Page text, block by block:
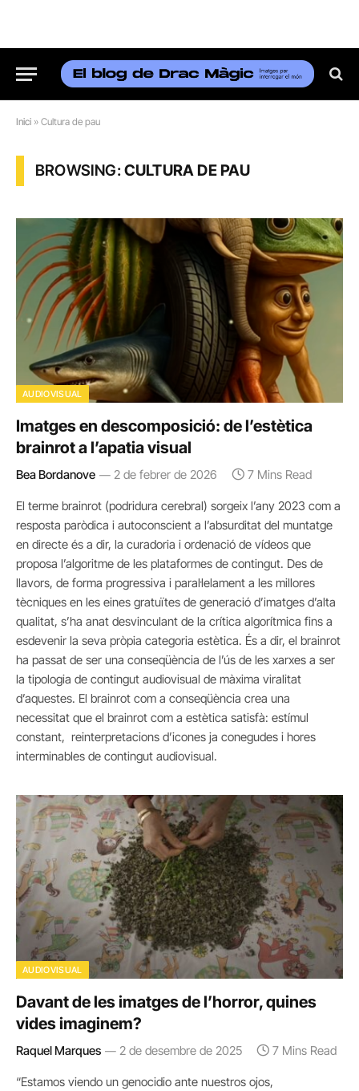
Inici » Cultura de pau
BROWSING:CULTURA DE PAU
AUDIOVISUAL
Imatges en descomposició: de l’estètica
brainrot a l’apatia visual
Bea Bordanove 2 de febrer de 2026 7 Mins Read
El terme brainrot (podridura cerebral) sorgeix l’any 2023 com a
resposta paròdica i autoconscient a l’absurditat del muntatge
en directe és a dir, la curadoria i ordenació de vídeos que
proposa l’algoritme de les plataformes de contingut. Des de
llavors, de forma progressiva i paral·lelament a les millores
tècniques en les eines gratuïtes de generació d’imatges d’alta
qualitat, s’ha anat desvinculant de la crítica algorítmica fins a
esdevenir la seva pròpia categoria estètica. És a dir, el brainrot
ha passat de ser una conseqüència de l’ús de les xarxes a ser
la tipologia de contingut audiovisual de màxima viralitat
d’aquestes. El brainrot com a conseqüència crea una
necessitat que el brainrot com a estètica satisfà: estímul
constant, reinterpretacions d’icones ja conegudes i hores
interminables de contingut audiovisual.
AUDIOVISUAL
Davant de les imatges de l’horror, quines
vides imaginem?
Raquel Marques 2 de desembre de 2025 7 Mins Read
“Estamos viendo un genocidio ante nuestros ojos,